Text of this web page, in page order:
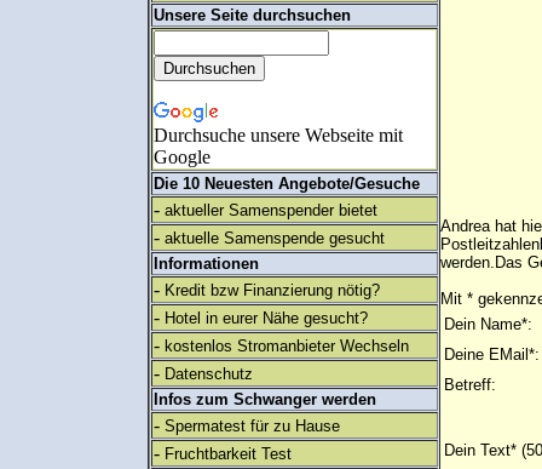
Unsere Seite durchsuchen
Durchsuche unsere Webseite mit
Google
Die 10 Neuesten Angebote/Gesuche
- aktueller Samenspender bietet
- aktuelle Samenspende gesucht
Informationen
- Kredit bzw Finanzierung nötig?
- Hotel in eurer Nähe gesucht?
- kostenlos Stromanbieter Wechseln
- Datenschutz
Infos zum Schwanger werden
- Spermatest für zu Hause
- Fruchtbarkeit Test
Andrea hat
werden.Das
Mit *
Dein Name*:
Deine EMail*:
Betreff:
Dein Text*